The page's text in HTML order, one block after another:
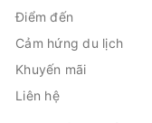
Điểm đến
Cảm hứng du lịch
Khuyến mãi
Liên hệ